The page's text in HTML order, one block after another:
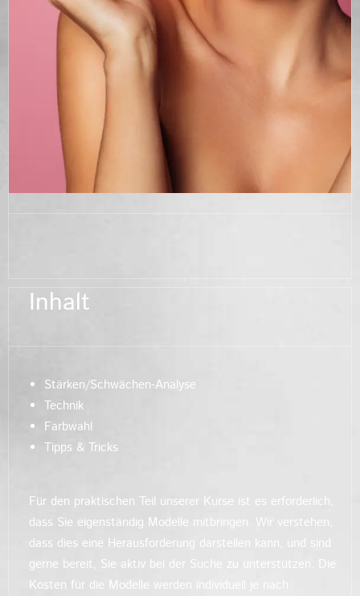
Inhalt
Stärken/Schwächen-Analyse
Technik
Farbwahl
Tipps & Tricks
Für den praktischen Teil unserer Kurse ist es erforderlich,
dass Sie eigenständig Modelle mitbringen. Wir verstehen,
dass dies eine Herausforderung darstellen kann, und sind
gerne bereit, Sie aktiv bei der Suche zu unterstützen. Die
Kosten für die Modelle werden individuell je nach